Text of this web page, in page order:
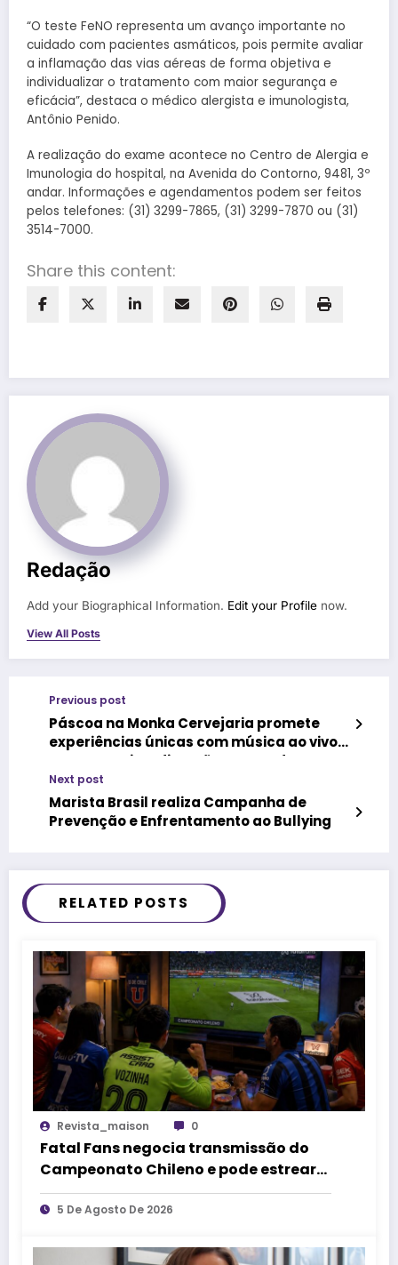
“O teste FeNO representa um avanço importante no
cuidado com pacientes asmáticos, pois permite avaliar
a inflamação das vias aéreas de forma objetiva e
individualizar o tratamento com maior segurança e
eficácia”, destaca o médico alergista e imunologista,
Antônio Penido.
A realização do exame acontece no Centro de Alergia e
Imunologia do hospital, na Avenida do Contorno, 9481, 3º
andar. Informações e agendamentos podem ser feitos
pelos telefones: (31) 3299-7865, (31) 3299-7870 ou (31)
3514-7000.
Share this content:
Redação
Add your Biographical Information. Edit your Profile now.
View All Posts
Previous post
Páscoa na Monka Cervejaria promete
experiências únicas com música ao vivo,
gastronomia e diversão para toda a
família
Next post
Marista Brasil realiza Campanha de
Prevenção e Enfrentamento ao Bullying
RELATED POSTS
Revista_maison 0
Fatal Fans negocia transmissão do
Campeonato Chileno e pode estrear
no mercado de competições
esportivas
5 De Agosto De 2026